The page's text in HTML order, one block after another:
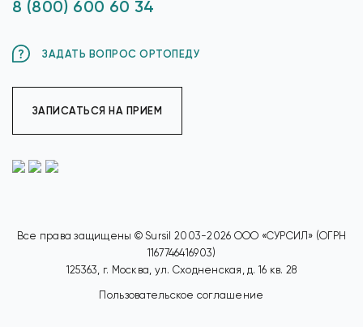
8 (800) 600 60 34
ЗАДАТЬ ВОПРОС ОРТОПЕДУ
ЗАПИСАТЬСЯ НА ПРИЕМ
Все права защищены © Sursil 2003-2026 ООО «СУРСИЛ» (ОГРН
1167746416903)
125363, г. Москва, ул. Сходненская, д. 16 кв. 28
Пользовательское соглашение